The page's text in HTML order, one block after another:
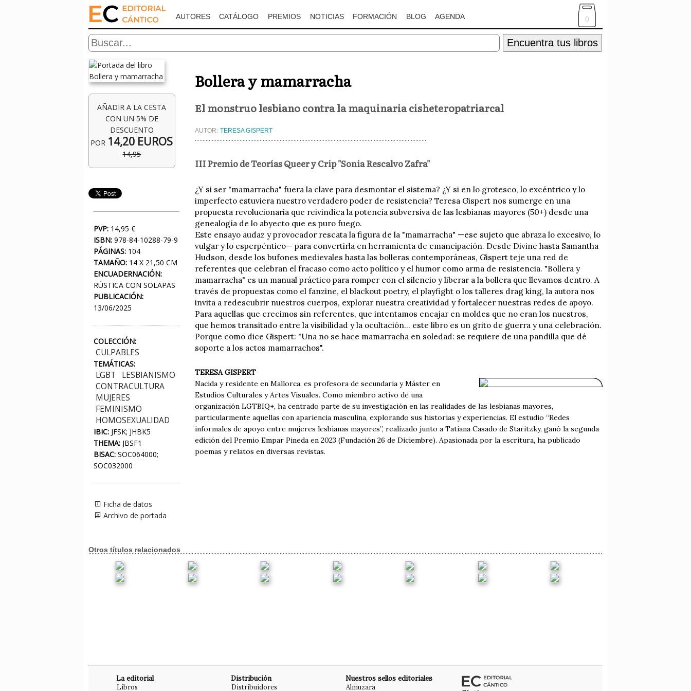
AUTORES CATÁLOGO PREMIOS NOTICIAS FORMACIÓN BLOG AGENDA 0
Encuentra tus libros
AÑADIR A LA CESTA
CON UN 5% DE
DESCUENTO
POR 14,20 EUROS
14,95
PVP: 14,95 €
ISBN: 978-84-10288-79-9
PÁGINAS: 104
TAMAÑO: 14 X 21,50 CM
ENCUADERNACIÓN:
RÚSTICA CON SOLAPAS
PUBLICACIÓN:
13/06/2025
COLECCIÓN:
CULPABLES
TEMÁTICAS:
LGBT
LESBIANISMO
CONTRACULTURA
MUJERES
FEMINISMO
HOMOSEXUALIDAD
IBIC: JFSK; JHBK5
THEMA: JBSF1
BISAC: SOC064000;
SOC032000
Ficha de datos
Archivo de portada
Bollera y mamarracha
El monstruo lesbiano contra la maquinaria cisheteropatriarcal
AUTOR: TERESA GISPERT
III Premio de Teorías Queer y Crip "Sonia Rescalvo Zafra"
¿Y si ser "mamarracha" fuera la clave para desmontar el sistema? ¿Y si en lo grotesco, lo excéntrico y lo
imperfecto estuviera nuestro verdadero poder de resistencia? Teresa Gispert nos sumerge en una
propuesta revolucionaria que reivindica la potencia subversiva de las lesbianas mayores (50+) desde una
genealogía de lo abyecto que es puro fuego.
Este ensayo audaz y provocador rescata la figura de la "mamarracha" —ese sujeto que abraza lo excesivo, lo
vulgar y lo esperpéntico— para convertirla en herramienta de emancipación. Desde Divine hasta Samantha
Hudson, desde los bufones medievales hasta las bolleras contemporáneas, Gispert teje una red de
referentes que celebran el fracaso como acto político y el humor como arma de resistencia. "Bollera y
mamarracha" es un manual práctico para romper con el silencio y liberar a la bollera que llevamos dentro. A
través de propuestas como el fanzine, el blackout poetry, el playfight o los talleres drag king, la autora nos
invita a redescubrir nuestros cuerpos, explorar nuestra creatividad y fortalecer nuestras redes de apoyo.
Para aquellas que crecimos sin referentes, que intentamos encajar en moldes que no eran los nuestros,
que hemos transitado entre la visibilidad y la ocultación... este libro es un grito de guerra y una celebración.
Porque como dice Gispert: "Una no se hace mamarracha en soledad: se requiere de una pandilla que dé
soporte a los actos mamarrachos".
TERESA GISPERT
Nacida y residente en Mallorca, es profesora de secundaria y Máster en
Estudios Culturales y Artes Visuales. Como miembro activo de una
organización LGTBIQ+, ha centrado parte de su investigación en las realidades de las lesbianas mayores,
particularmente aquellas con apariencia masculina, explorando sus historias y experiencias. El estudio “Redes
informales de apoyo entre mujeres lesbianas mayores”, realizado junto a Tatiana Casado de Staritzky, ganó la segunda
edición del Premio Empar Pineda en 2023 (Fundación 26 de Diciembre). Apasionada por la escritura, ha publicado
poemas y relatos en diversas revistas.
Otros títulos relacionados
La editorial
Libros
Distribución
Distribuidores
Nuestros sellos editoriales
Almuzara